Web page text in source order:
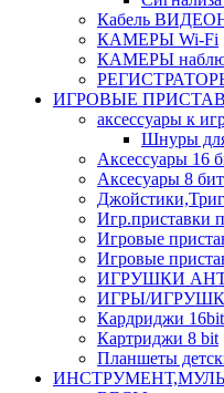
Кабель
КАМЕРЫ Wi-Fi
КАМЕРЫ
ИГРОВЫЕ
аксесcуары к
Шнуры
Аксессуары 16
Аксесуары 8 бит
Игр.приставки
Игровые
Игровые
ИГРУШКИ
ИГРЫ/
Кардриджи 16bit
Картриджи 8 bit
Планшеты